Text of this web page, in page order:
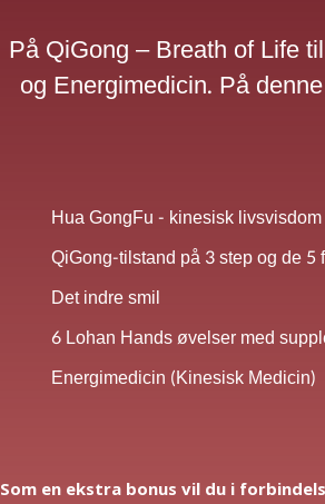
På QiGong – Breath of Life
og Energimedicin. På
Hua GongFu - kinesisk livsvisdom
QiGong-tilstand på 3 step og de 5
Det indre smil
6 Lohan Hands øvelser med
Energimedicin (Kinesisk Medicin)
Som en ekstra bonus vil du i